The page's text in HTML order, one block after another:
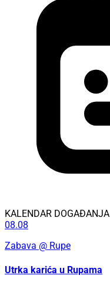
KALENDAR DOGAĐANJA
08.08
Zabava @ Rupe
Utrka karića u Rupama